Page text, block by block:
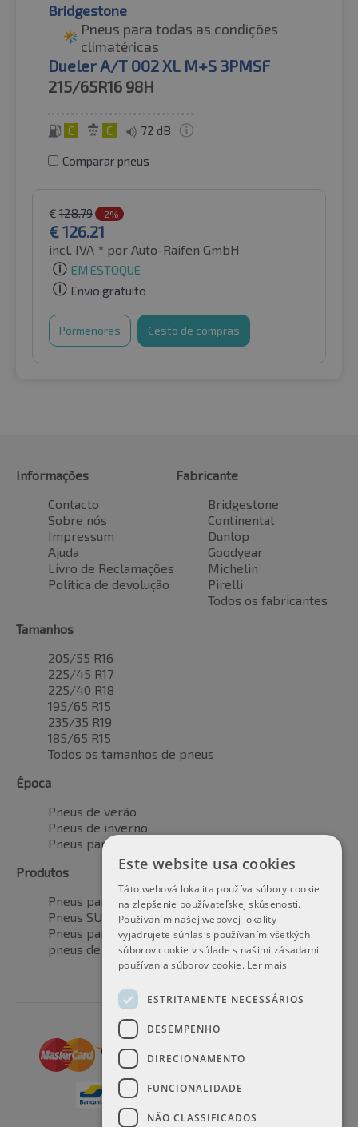
Bridgestone
Pneus para todas as condições
climatéricas
Dueler A/T 002 XL M+S 3PMSF
215/65R16 98H
C C 72 dB
Comparar pneus
€ 128.79 -2%
€126.21
incl. IVA * por Auto-Raifen GmbH
EM ESTOQUE
Envio gratuito
Pormenores Cesto de compras
Informações
Contacto
Sobre nós
Impressum
Ajuda
Livro de Reclamações
Política de devolução
Fabricante
Bridgestone
Continental
Dunlop
Goodyear
Michelin
Pirelli
Todos os fabricantes
Tamanhos
205/55 R16
225/45 R17
225/40 R18
195/65 R15
235/35 R19
185/65 R15
Todos os tamanhos de pneus
Época
Pneus de verão
Pneus de inverno
Pneus para todas as estações
Produtos
Pneus para automóveis
Pneus SUV / 4x4
Pneus para veículos de transporte
pneus de motocicleta
Este website usa cookies
Táto webová lokalita používa súbory cookie
na zlepšenie používateľskej skúsenosti.
Používaním našej webovej lokality
vyjadrujete súhlas s používaním všetkých
súborov cookie v súlade s našimi zásadami
používania súborov cookie. Ler mais
ESTRITAMENTE NECESSÁRIOS
DESEMPENHO
DIRECIONAMENTO
FUNCIONALIDADE
NÃO CLASSIFICADOS